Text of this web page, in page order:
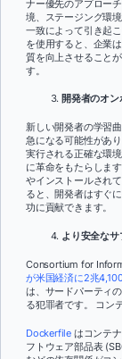
ナー優先のアプロー
境、ステージング環
一致によって引き起
を使用すると、企業
質を向上させること
す。
開発者のオ
新しい開発者の学習
急になる可能性があ
実行される正確な環
に革命をもたらしま
やインストールされ
ると、開発者はすぐ
功に貢献できます。
より安全な
Consortium for
が米国経済に2兆
は、サードパーティ
る犯罪者です。 コン
Dockerfile はコンテ
フトウェア部品表